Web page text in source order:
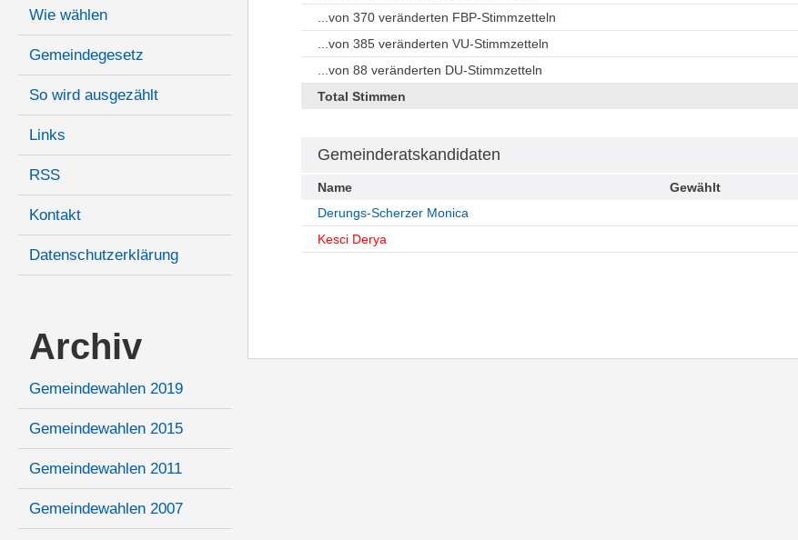
Wie wählen
Gemeindegesetz
So wird ausgezählt
Links
RSS
Kontakt
Datenschutzerklärung
Archiv
Gemeindewahlen 2019
Gemeindewahlen 2015
Gemeindewahlen 2011
Gemeindewahlen 2007
...von 370 veränderten FBP-Stimmzetteln
...von 385 veränderten VU-Stimmzetteln
...von 88 veränderten DU-Stimmzetteln
Total Stimmen
Gemeinderatskandidaten
Name Gewählt
Derungs-Scherzer Monica
Kesci Derya